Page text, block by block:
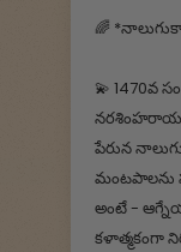
🌈
💫‌ 1470వ
పేరున
మంటపాలను
అంటే -
కళాత్మకంగా